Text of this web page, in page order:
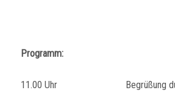
Programm:
11.00 Uhr Begrüßung durch